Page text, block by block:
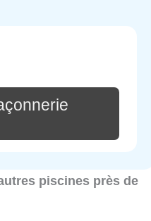
piscines près de